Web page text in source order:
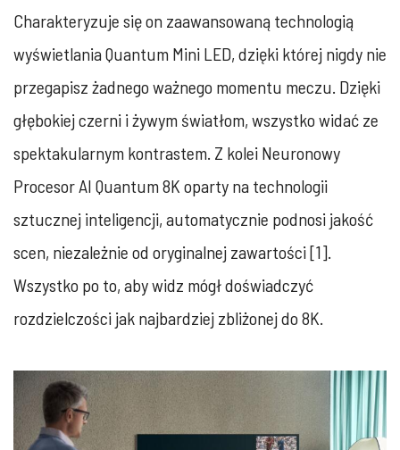
Charakteryzuje się on zaawansowaną technologią
wyświetlania Quantum Mini LED, dzięki której nigdy nie
przegapisz żadnego ważnego momentu meczu. Dzięki
głębokiej czerni i żywym światłom, wszystko widać ze
spektakularnym kontrastem. Z kolei Neuronowy
Procesor AI Quantum 8K oparty na technologii
sztucznej inteligencji, automatycznie podnosi jakość
scen, niezależnie od oryginalnej zawartości [1].
Wszystko po to, aby widz mógł doświadczyć
rozdzielczości jak najbardziej zbliżonej do 8K.